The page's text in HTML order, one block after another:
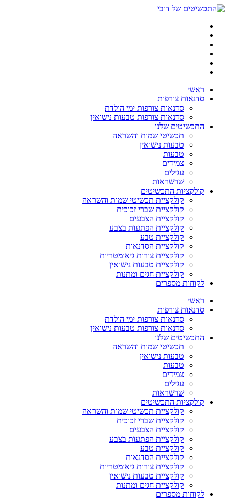
דלג
ראשי
סדנאות צורפות
סדנאות צורפות ימי הולדת
סדנאות צורפות טבעות נישואין
התכשיטים שלנו
תכשיטי שמות והשראה
טבעות נישואין
טבעות
צמידים
עגילים
שרשראות
קולקציות התכשיטים
קולקציית תכשיטי שמות והשראה
קולקציית שברי זכוכית
קולקציית הצבעים
קולקציית הפתעות בצבע
קולקציית טבע
קולקציית הסדנאות
קולקציית צורות גיאומטריות
קולקציית טבעות נישואין
קולקציית חגים ומתנות
לקוחות מספרים
ראשי
סדנאות צורפות
סדנאות צורפות ימי הולדת
סדנאות צורפות טבעות נישואין
התכשיטים שלנו
תכשיטי שמות והשראה
טבעות נישואין
טבעות
צמידים
עגילים
שרשראות
קולקציות התכשיטים
קולקציית תכשיטי שמות והשראה
קולקציית שברי זכוכית
קולקציית הצבעים
קולקציית הפתעות בצבע
קולקציית טבע
קולקציית הסדנאות
קולקציית צורות גיאומטריות
קולקציית טבעות נישואין
קולקציית חגים ומתנות
לקוחות מספרים